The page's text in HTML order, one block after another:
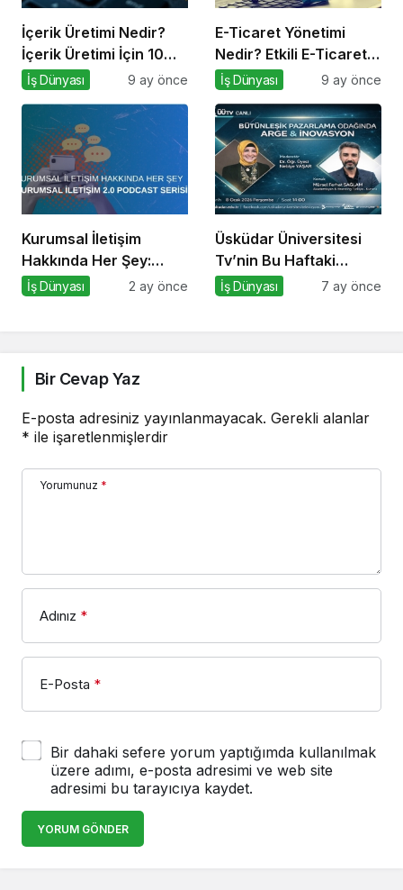
İçerik Üretimi Nedir?
İçerik Üretimi İçin 10
Altın İpucu
İş Dünyası 9 ay önce
E-Ticaret Yönetimi
Nedir? Etkili E-Ticaret
Yönetimi İçin 10 Altın
İş Dünyası 9 ay önce
Kurumsal İletişim
Hakkında Her Şey:
Kurumsal İletişim 2.0
İş Dünyası 2 ay önce
Üsküdar Üniversitesi
Tv’nin Bu Haftaki
Konuğu Mürsel Ferhat
İş Dünyası 7 ay önce
Bir Cevap Yaz
E-posta adresiniz yayınlanmayacak. Gerekli alanlar
* ile işaretlenmişlerdir
Yorumunuz *
Adınız *
E-Posta *
Bir dahaki sefere yorum yaptığımda kullanılmak
üzere adımı, e-posta adresimi ve web site
adresimi bu tarayıcıya kaydet.
YORUM GÖNDER